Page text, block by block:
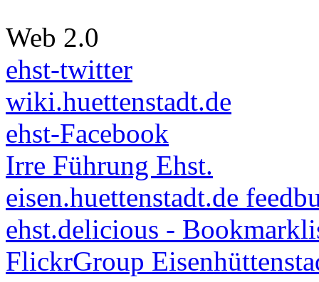
Web 2.0
ehst-twitter
wiki.huettenstadt.de
ehst-Facebook
Irre Führung Ehst.
eisen.huettenstadt.de
ehst.delicious -
FlickrGroup